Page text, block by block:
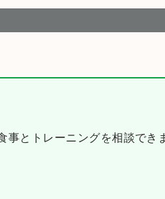
とトレーニングを相談でき